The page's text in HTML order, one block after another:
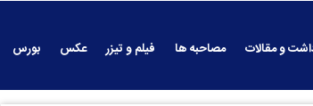
و مقالات مصاحبه ها فیلم و تیزر عکس بورس